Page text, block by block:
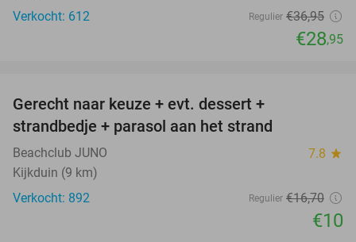
Verkocht: 612
Regulier €36,95
€28,95
Gerecht naar keuze + evt. dessert +
strandbedje + parasol aan het strand
Beachclub JUNO 7.8 star
Kijkduin (9 km)
Verkocht: 892
Regulier €16,70
€10